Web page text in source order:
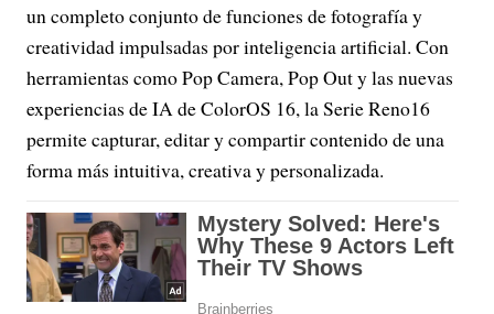
un completo conjunto de funciones de fotografía y
creatividad impulsadas por inteligencia artificial. Con
herramientas como Pop Camera, Pop Out y las nuevas
experiencias de IA de ColorOS 16, la Serie Reno16
permite capturar, editar y compartir contenido de una
forma más intuitiva, creativa y personalizada.